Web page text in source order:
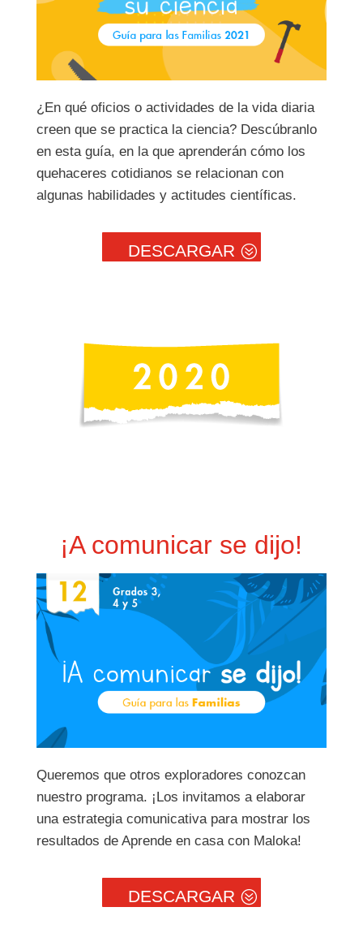
¿En qué oficios o actividades de la vida diaria
creen que se practica la ciencia? Descúbranlo
en esta guía, en la que aprenderán cómo los
quehaceres cotidianos se relacionan con
algunas habilidades y actitudes científicas.
DESCARGAR
¡A comunicar se dijo!
Queremos que otros exploradores conozcan
nuestro programa. ¡Los invitamos a elaborar
una estrategia comunicativa para mostrar los
resultados de Aprende en casa con Maloka!
DESCARGAR